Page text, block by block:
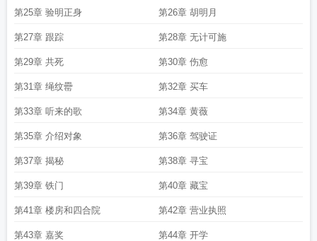
第25章 验明正身 第26章 胡明月
第27章 跟踪 第28章 无计可施
第29章 共死 第30章 伤愈
第31章 绳纹罍 第32章 买车
第33章 听来的歌 第34章 黄薇
第35章 介绍对象 第36章 驾驶证
第37章 揭秘 第38章 寻宝
第39章 铁门 第40章 藏宝
第41章 楼房和四合院 第42章 营业执照
第43章 嘉奖 第44章 开学